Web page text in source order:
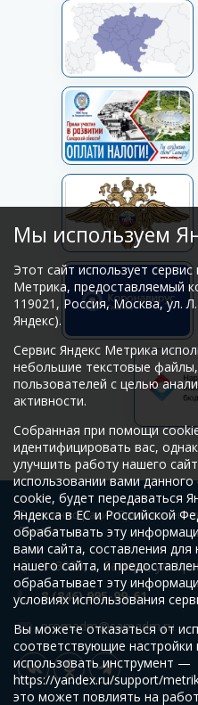
Мы используем
Этот сайт использует
Метрика, предоставляемый
119021, Россия, Москва, ул.
Яндекс).
Сервис Яндекс Метрика
небольшие текстовые
пользователей с целью
активности.
Собранная при помощи
идентифицировать вас,
улучшить работу нашего
использовании вами
cookie, будет передаваться
Яндекса в ЕС и Российской
обрабатывать эту
вами сайта, составления
нашего сайта, и
обрабатывает эту
условиях использования
Вы можете отказаться от
соответствующие
использовать инструмент —
https://yandex.ru/support/
это может повлиять на
© Администрация
Самара
443009, г. Самара, ул.
8 (846) 995-99-61
promadm@samadm.ru